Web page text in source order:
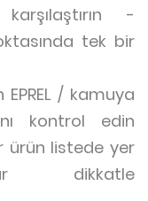
-
tek bir
/ kamuya
kontrol edin
ürün listede yer
dikkatle